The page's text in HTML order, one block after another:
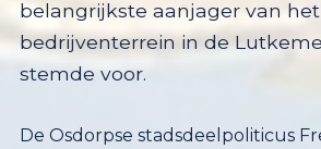
stemde voor.
De Osdorpse stadsdeelpoliticus
stemde rond 2010 nog vóór het
besluit om van de vruchtbare